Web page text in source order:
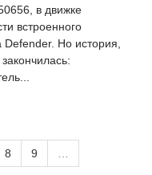
в движке
встроенного
Defender. Но история,
8 9